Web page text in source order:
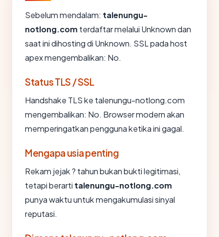
Sebelum mendalam: talenungu-
notlong.com terdaftar melalui Unknown dan
saat ini dihosting di Unknown. SSL pada host
apex mengembalikan: No.
Status TLS / SSL
Handshake TLS ke talenungu-notlong.com
mengembalikan: No. Browser modern akan
memperingatkan pengguna ketika ini gagal.
Mengapa usia penting
Rekam jejak ? tahun bukan bukti legitimasi,
tetapi berarti talenungu-notlong.com
punya waktu untuk mengakumulasi sinyal
reputasi.